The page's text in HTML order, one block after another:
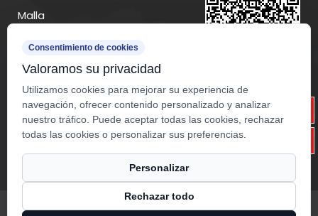
Malla
Acerca de
Fabricación
Recursos
Noticias
Contacto
Derecho de Autor ©Zhejiang Yuanda Fiberglass Mesh Co.,
Consentimiento de cookies
Valoramos su privacidad
Utilizamos cookies para mejorar su experiencia de
navegación, ofrecer contenido personalizado y analizar
nuestro tráfico. Puede aceptar todas las cookies, rechazar
todas las cookies o personalizar sus preferencias.
Personalizar
Rechazar todo